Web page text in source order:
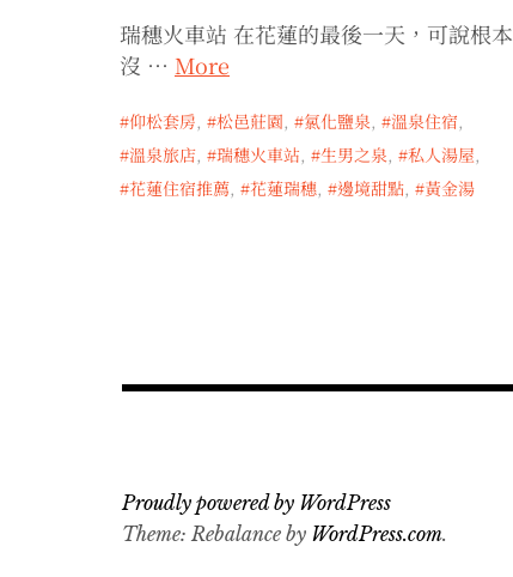
瑞穗火車站 在花蓮的最後一天，可說根本
沒 … More
仰松套房, 松邑莊園, 氯化鹽泉, 溫泉住宿,
溫泉旅店, 瑞穗火車站, 生男之泉, 私人湯屋,
花蓮住宿推薦, 花蓮瑞穗, 邊境甜點, 黃金湯
Proudly powered by WordPress
Theme: Rebalance by WordPress.com.